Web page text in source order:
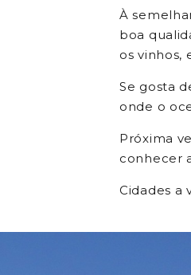
À
boa
os vinhos,
Se gosta
onde o
Próxima
conhecer
Cidades a